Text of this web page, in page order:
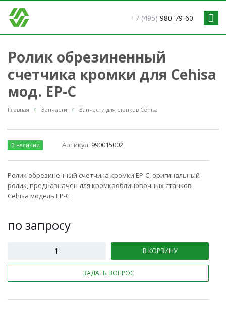
+7 (495) 980-79-60
Ролик обрезиненный
счетчика кромки для Cehisa
мод. EP-C
Главная Запчасти Запчасти для станков Cehisa
В наличии Артикул: 990015002
Ролик обрезиненный счетчика кромки EP-C, оригинальный
ролик, предназначен для кромкооблицовочных станков
Cehisa модель EP-C
по запросу
В КОРЗИНУ
ЗАДАТЬ ВОПРОС